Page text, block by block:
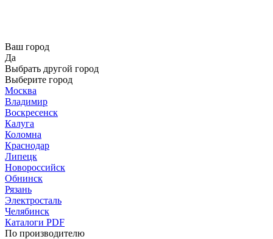
Ваш город
Да
Выбрать другой город
Выберите город
Москва
Владимир
Воскресенск
Калуга
Коломна
Краснодар
Липецк
Новороссийск
Обнинск
Рязань
Электросталь
Челябинск
Каталоги PDF
По производителю